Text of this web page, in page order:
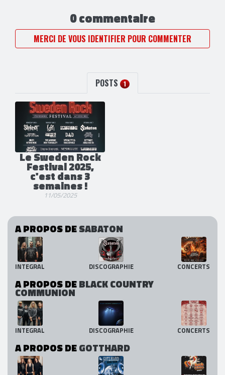
0 commentaire
MERCI DE VOUS IDENTIFIER POUR COMMENTER
POSTS 1
Le Sweden Rock
Festival 2025,
c'est dans 3
semaines !
11/05/2025
A PROPOS DESABATON
INTEGRAL DISCOGRAPHIE CONCERTS
A PROPOS DEBLACK COUNTRY
COMMUNION
INTEGRAL DISCOGRAPHIE CONCERTS
A PROPOS DEGOTTHARD